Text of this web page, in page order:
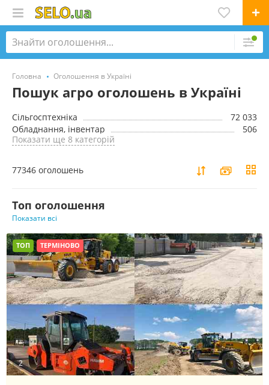
Головна Оголошення в Україні
Пошук агро оголошень в Україні
Сільгосптехніка
72 033
Обладнання, інвентар
506
Показати ще 8 категорій
77346 оголошень
Toп оголошення
Показати всі
ТОП ТЕРМІНОВО
2